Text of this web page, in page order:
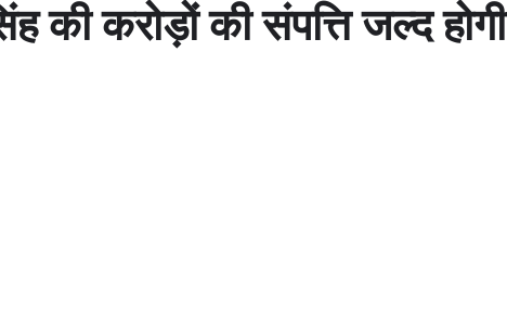
की करोड़ों की संपत्ति जल्द